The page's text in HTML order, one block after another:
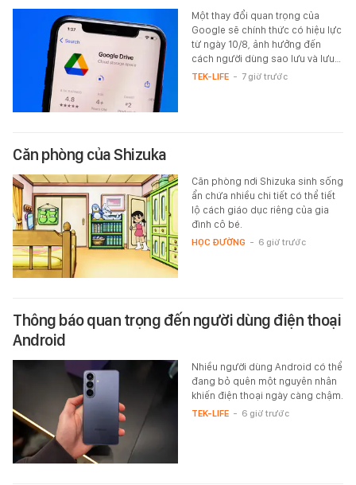
Một thay đổi quan trọng của
Google sẽ chính thức có hiệu lực
từ ngày 10/8, ảnh hưởng đến
cách người dùng sao lưu và lưu…
TEK-LIFE - 7 giờ trước
Căn phòng của Shizuka
Căn phòng nơi Shizuka sinh sống
ẩn chứa nhiều chi tiết có thể tiết
lộ cách giáo dục riêng của gia
đình cô bé.
HỌC ĐƯỜNG - 6 giờ trước
Thông báo quan trọng đến người dùng điện thoại
Android
Nhiều người dùng Android có thể
đang bỏ quên một nguyên nhân
khiến điện thoại ngày càng chậm.
TEK-LIFE - 6 giờ trước